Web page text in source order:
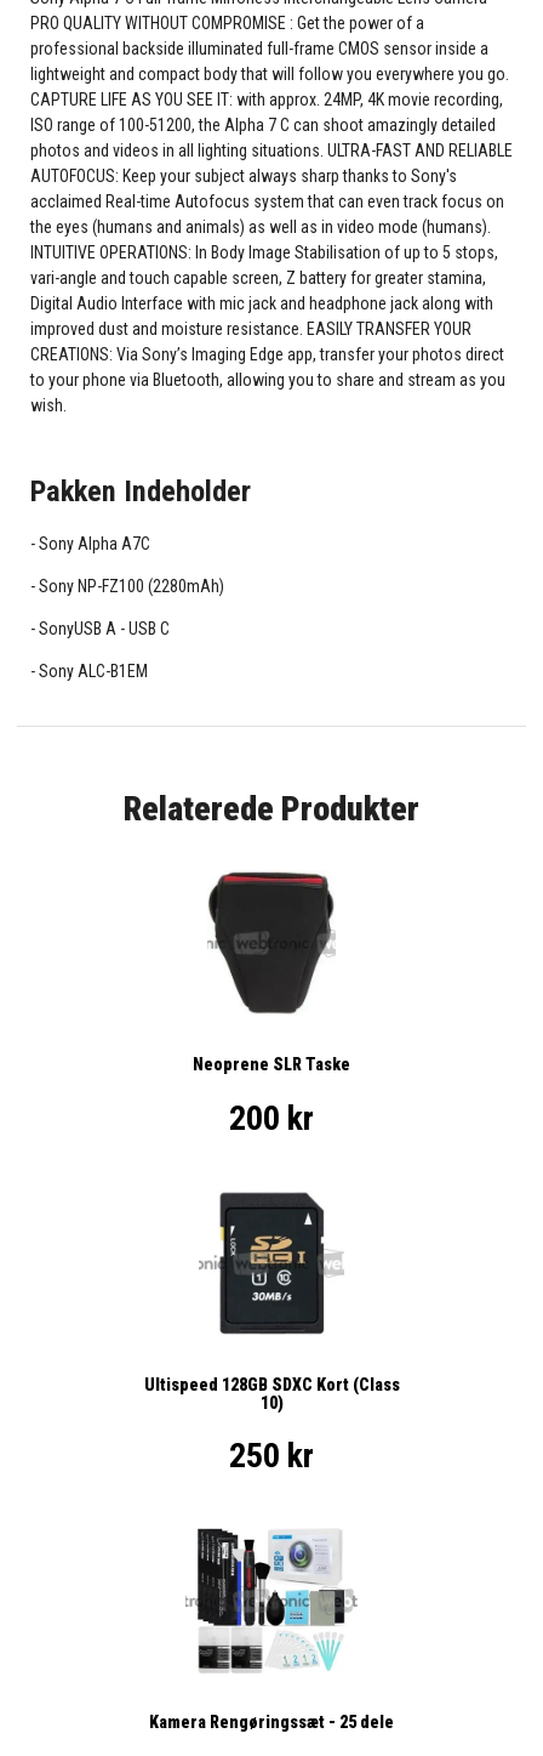
PRO QUALITY WITHOUT COMPROMISE : Get the power of a
professional backside illuminated full-frame CMOS sensor inside a
lightweight and compact body that will follow you everywhere you go.
CAPTURE LIFE AS YOU SEE IT: with approx. 24MP, 4K movie recording,
ISO range of 100-51200, the Alpha 7 C can shoot amazingly detailed
photos and videos in all lighting situations. ULTRA-FAST AND RELIABLE
AUTOFOCUS: Keep your subject always sharp thanks to Sony's
acclaimed Real-time Autofocus system that can even track focus on
the eyes (humans and animals) as well as in video mode (humans).
INTUITIVE OPERATIONS: In Body Image Stabilisation of up to 5 stops,
vari-angle and touch capable screen, Z battery for greater stamina,
Digital Audio Interface with mic jack and headphone jack along with
improved dust and moisture resistance. EASILY TRANSFER YOUR
CREATIONS: Via Sony’s Imaging Edge app, transfer your photos direct
to your phone via Bluetooth, allowing you to share and stream as you
wish.
Pakken Indeholder
Sony Alpha A7C
Sony NP-FZ100 (2280mAh)
SonyUSB A - USB C
Sony ALC-B1EM
Relaterede Produkter
Neoprene SLR Taske
200 kr
Ultispeed 128GB SDXC Kort (Class
10)
250 kr
Kamera Rengøringssæt - 25 dele